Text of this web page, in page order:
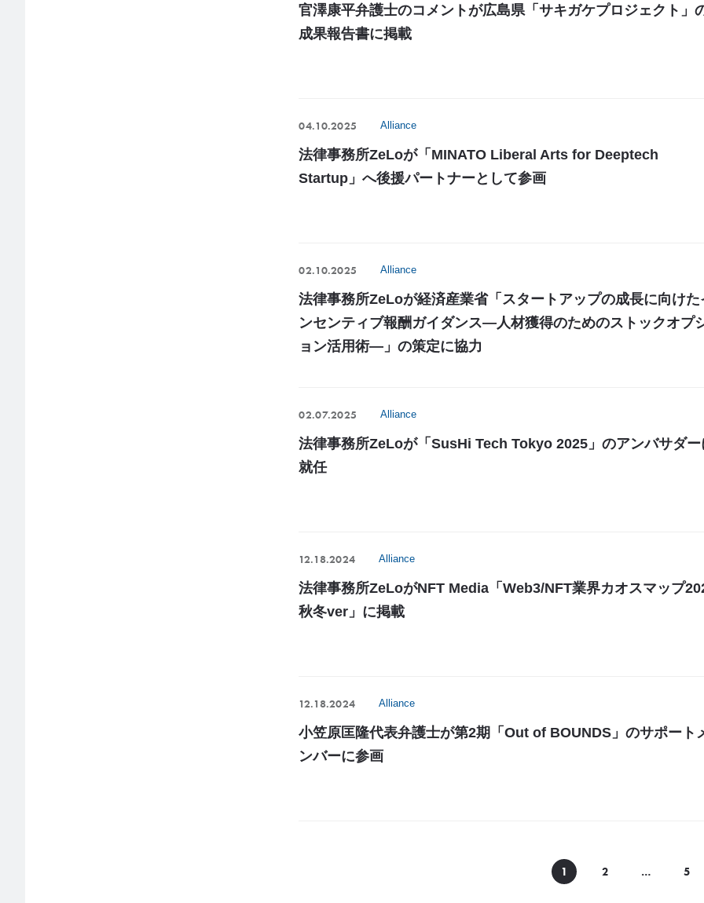
官澤康平弁護士のコメントが広島県「サキガケプロジェクト」
成果報告書に掲載
04.10.2025 Alliance
法律事務所ZeLoが「MINATO Liberal Arts for Deeptech
Startup」へ後援パートナーとして参画
02.10.2025 Alliance
法律事務所ZeLoが経済産業省「スタートアップの成長に向けた
ンセンティブ報酬ガイダンス―人材獲得のためのストックオプ
ョン活用術―」の策定に協力
02.07.2025 Alliance
法律事務所ZeLoが「SusHi Tech Tokyo 2025」のアンバサダー
就任
12.18.2024 Alliance
法律事務所ZeLoがNFT Media「Web3/NFT業界カオスマップ
秋冬ver」に掲載
12.18.2024 Alliance
小笠原匡隆代表弁護士が第2期「Out of BOUNDS」のサポート
ンバーに参画
1 2 … 5